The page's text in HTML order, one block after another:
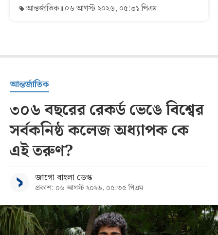
আন্তর্জাতিক ০৬ আগস্ট ২০২৬, ০৫:৩১ পিএম
আন্তর্জাতিক
৩০৬ বছরের রেকর্ড ভেঙে বিশ্বের
সর্বকনিষ্ঠ কলেজ অধ্যাপক কে
এই তরুণ?
জাগো বাংলা ডেস্ক
প্রকাশ: ০৬ আগস্ট ২০২৬, ০৫:৩৫ পিএম